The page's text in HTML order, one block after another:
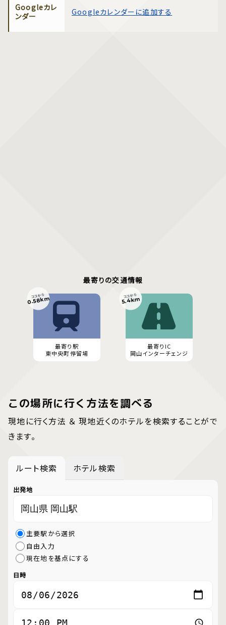
Googleカレ
ンダー
Googleカレンダーに追加する
最寄りの交通情報
最寄り駅
東中央町停留場
ココから
0.58km
最寄りIC
岡山インターチェンジ
ココから
5.4km
この場所に行く方法を調べる
現地に行く方法 ＆ 現地近くのホテルを検索することがで
きます。
ルート検索 ホテル検索
出発地
主要駅から選択
自由入力
現在地を基点にする
日時